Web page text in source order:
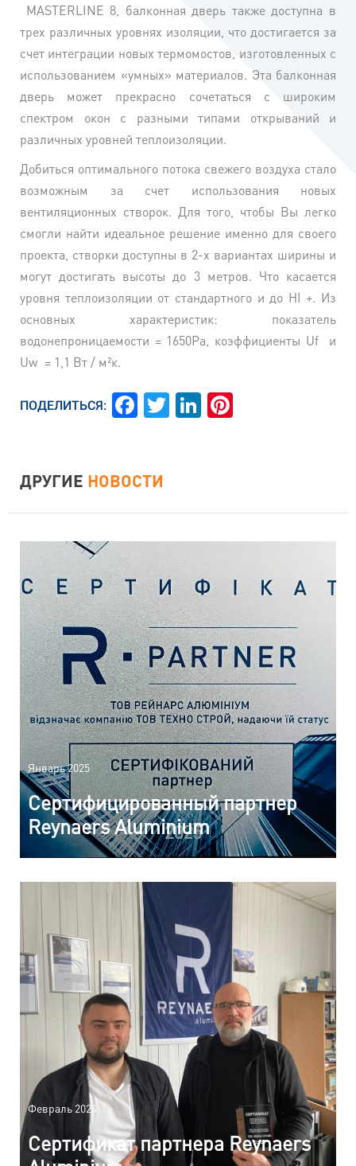
MASTERLINE 8, балконная дверь также доступна в
трех различных уровнях изоляции, что достигается за
счет интеграции новых термомостов, изготовленных с
использованием «умных» материалов. Эта балконная
дверь может прекрасно сочетаться с широким
спектром окон с разными типами открываний и
различных уровней теплоизоляции.
Добиться оптимального потока свежего воздуха стало
возможным за счет использования новых
вентиляционных створок. Для того, чтобы Вы легко
смогли найти идеальное решение именно для своего
проекта, створки доступны в 2-х вариантах ширины и
могут достигать высоты до 3 метров. Что касается
уровня теплоизоляции от стандартного и до HI +. Из
основных характеристик: показатель
водонепроницаемости = 1650Pa, коэффициенты Uf и
Uw = 1,1 Вт / м²к.
ПОДЕЛИТЬСЯ: Facebook
TwitterLinkedIn
ДРУГИЕ НОВОСТИ
Январь 2025
Сертифицированный партнер
Reynaers Aluminium
Февраль 2024
Сертификат партнера Reynaers